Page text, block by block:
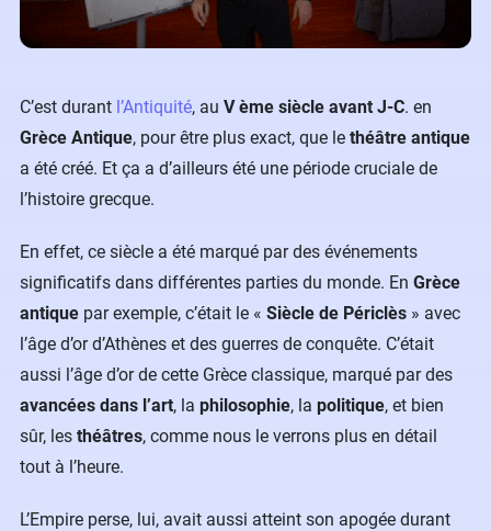
C’est durant l’Antiquité, au V ème siècle avant J-C. en
Grèce Antique, pour être plus exact, que le théâtre antique
a été créé. Et ça a d’ailleurs été une période cruciale de
l’histoire grecque.
En effet, ce siècle a été marqué par des événements
significatifs dans différentes parties du monde. En Grèce
antique par exemple, c’était le « Siècle de Périclès » avec
l’âge d’or d’Athènes et des guerres de conquête. C’était
aussi l’âge d’or de cette Grèce classique, marqué par des
avancées dans l’art, la philosophie, la politique, et bien
sûr, les théâtres, comme nous le verrons plus en détail
tout à l’heure.
L’Empire perse, lui, avait aussi atteint son apogée durant